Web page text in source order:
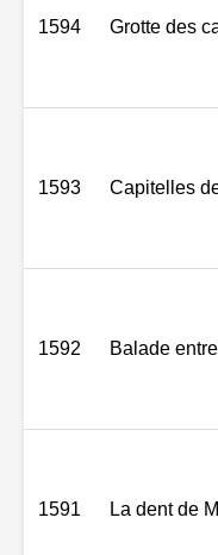
1594 Grotte des
1593 Capitelles
1592 Balade
1591 La dent de